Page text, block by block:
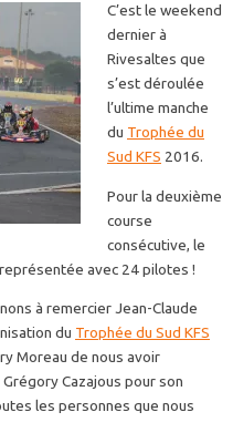
C’est le weekend
dernier à
Rivesaltes que
s’est déroulée
l’ultime manche
du Trophée du
Sud KFS 2016.
Pour la deuxième
course
consécutive, le
avec 24 pilotes !
à remercier Jean-Claude
du Trophée du Sud KFS
Moreau de nous avoir
Cazajous pour son
les personnes que nous